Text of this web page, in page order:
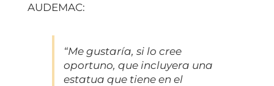
AUDEMAC:
“Me gustaría, si lo cree
oportuno, que incluyera una
estatua que tiene en el